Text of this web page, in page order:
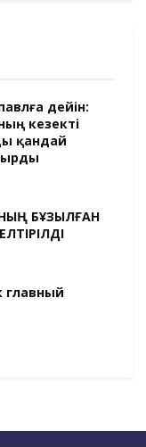
дейін:
кезекті
қандай
БҰЗЫЛҒАН
главный